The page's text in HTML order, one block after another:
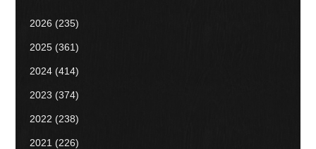
2026 (235)
2025 (361)
2024 (414)
2023 (374)
2022 (238)
2021 (226)